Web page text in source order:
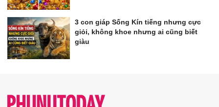
3 con giáp Sống Kín tiếng nhưng cực
giỏi, không khoe nhưng ai cũng biết
giàu